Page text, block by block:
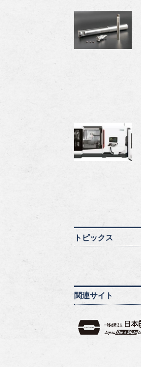
トピックス
関連サイト